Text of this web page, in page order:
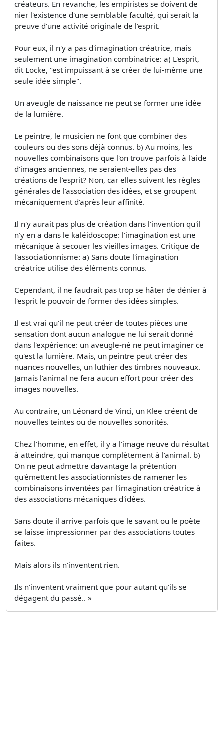
créateurs. En revanche, les empiristes se doivent de
nier l'existence d'une semblable faculté, qui serait la
preuve d'une activité originale de l'esprit.
Pour eux, il n'y a pas d'imagination créatrice, mais
seulement une imagination combinatrice: a) L'esprit,
dit Locke, "est impuissant à se créer de lui-même une
seule idée simple".
Un aveugle de naissance ne peut se former une idée
de la lumière.
Le peintre, le musicien ne font que combiner des
couleurs ou des sons déjà connus. b) Au moins, les
nouvelles combinaisons que l'on trouve parfois à l'aide
d'images anciennes, ne seraient-elles pas des
créations de l'esprit? Non, car elles suivent les règles
générales de l'association des idées, et se groupent
mécaniquement d'après leur affinité.
Il n'y aurait pas plus de création dans l'invention qu'il
n'y en a dans le kaléidoscope: l'imagination est une
mécanique à secouer les vieilles images. Critique de
l'associationnisme: a) Sans doute l'imagination
créatrice utilise des éléments connus.
Cependant, il ne faudrait pas trop se hâter de dénier à
l'esprit le pouvoir de former des idées simples.
Il est vrai qu'il ne peut créer de toutes pièces une
sensation dont aucun analogue ne lui serait donné
dans l'expérience: un aveugle-né ne peut imaginer ce
qu'est la lumière. Mais, un peintre peut créer des
nuances nouvelles, un luthier des timbres nouveaux.
Jamais l'animal ne fera aucun effort pour créer des
images nouvelles.
Au contraire, un Léonard de Vinci, un Klee créent de
nouvelles teintes ou de nouvelles sonorités.
Chez l'homme, en effet, il y a l'image neuve du résultat
à atteindre, qui manque complètement à l'animal. b)
On ne peut admettre davantage la prétention
qu'émettent les associationnistes de ramener les
combinaisons inventées par l'imagination créatrice à
des associations mécaniques d'idées.
Sans doute il arrive parfois que le savant ou le poète
se laisse impressionner par des associations toutes
faites.
Mais alors ils n'inventent rien.
Ils n'inventent vraiment que pour autant qu'ils se
dégagent du passé.. »